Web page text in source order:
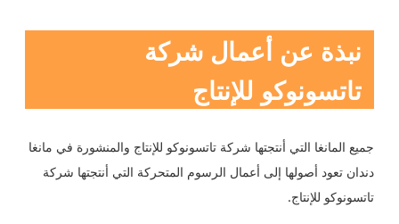
الأعمال المتسلسلة
عدد خلفي (من منشور)
انقر هنا لشراء النسخة اليابانية.
نبذة عن أعمال شركة
تاتسونوكو للإنتاج
جميع المانغا التي أنتجتها شركة تاتسونوكو للإنتاج والمنشورة في مانغا
دندان تعود أصولها إلى أعمال الرسوم المتحركة التي أنتجتها شركة
تاتسونوكو للإنتاج.